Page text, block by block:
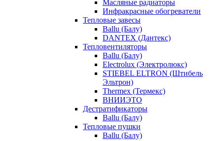
Масляные радиаторы
Инфракрасные обогреватели
Тепловые завесы
Ballu (Балу)
DANTEX (Дантекс)
Тепловентиляторы
Ballu (Балу)
Electrolux (Электролюкс)
STIEBEL ELTRON (Штибель
Эльтрон)
Thermex (Термекс)
ВНИИЭТО
Дестратификаторы
Ballu (Балу)
Тепловые пушки
Ballu (Балу)